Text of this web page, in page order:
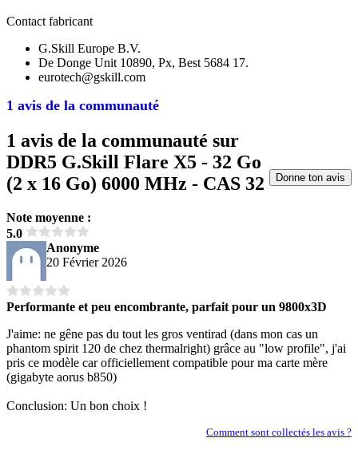
1 avis de la communauté
Contact fabricant
G.Skill Europe B.V.
De Donge Unit 10890, Px, Best 5684 17.
eurotech@gskill.com
1 avis de la communauté sur
DDR5 G.Skill Flare X5 - 32 Go
(2 x 16 Go) 6000 MHz - CAS 32
Note moyenne :
5.0
Donne ton avis
Anonyme
20 Février 2026
Performante et peu encombrante, parfait pour un 9800x3D
J'aime: ne gêne pas du tout les gros ventirad (dans mon cas un
phantom spirit 120 de chez thermalright) grâce au "low profile", j'ai
pris ce modèle car officiellement compatible pour ma carte mère
(gigabyte aorus b850)
Conclusion: Un bon choix !
Comment sont collectés les avis ?